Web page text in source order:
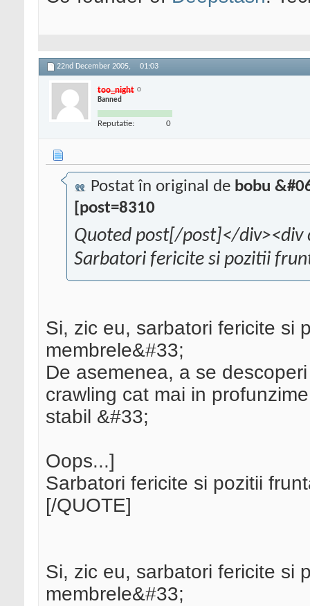
22nd December 2005, 01:03
too_night
Banned
Reputatie: 0
Postat în original de bobu
[post=8310
Quoted post[/post]</div><div
Sarbatori fericite si pozitii
Si, zic eu, sarbatori fericite si
membrele&#33;
De asemenea, a se
crawling cat mai in
stabil &#33;
Oops...]
Sarbatori fericite si pozitii
[/QUOTE]
Si, zic eu, sarbatori fericite si
membrele&#33;